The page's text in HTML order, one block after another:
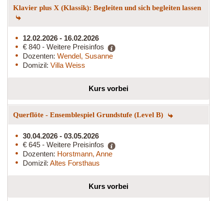
Klavier plus X (Klassik): Begleiten und sich begleiten lassen
12.02.2026 - 16.02.2026
€ 840 - Weitere Preisinfos
Dozenten: Wendel, Susanne
Domizil: Villa Weiss
Kurs vorbei
Querflöte - Ensemblespiel Grundstufe (Level B)
30.04.2026 - 03.05.2026
€ 645 - Weitere Preisinfos
Dozenten: Horstmann, Anne
Domizil: Altes Forsthaus
Kurs vorbei